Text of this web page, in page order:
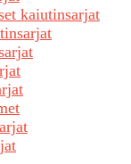
kaiutinsarjat